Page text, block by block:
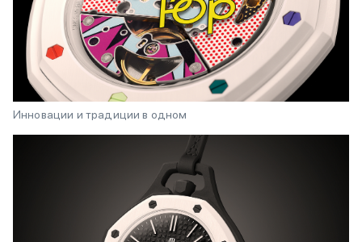
Инновации и традиции в одном